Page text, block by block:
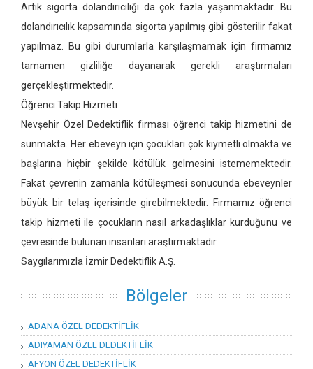
Artık sigorta dolandırıcılığı da çok fazla yaşanmaktadır. Bu
dolandırıcılık kapsamında sigorta yapılmış gibi gösterilir fakat
yapılmaz. Bu gibi durumlarla karşılaşmamak için firmamız
tamamen gizliliğe dayanarak gerekli araştırmaları
gerçekleştirmektedir.
Öğrenci Takip Hizmeti
Nevşehir Özel Dedektiflik firması öğrenci takip hizmetini de
sunmakta. Her ebeveyn için çocukları çok kıymetli olmakta ve
başlarına hiçbir şekilde kötülük gelmesini istememektedir.
Fakat çevrenin zamanla kötüleşmesi sonucunda ebeveynler
büyük bir telaş içerisinde girebilmektedir. Firmamız öğrenci
takip hizmeti ile çocukların nasıl arkadaşlıklar kurduğunu ve
çevresinde bulunan insanları araştırmaktadır.
Saygılarımızla İzmir Dedektiflik A.Ş.
Bölgeler
ADANA ÖZEL DEDEKTİFLİK
ADIYAMAN ÖZEL DEDEKTİFLİK
AFYON ÖZEL DEDEKTİFLİK